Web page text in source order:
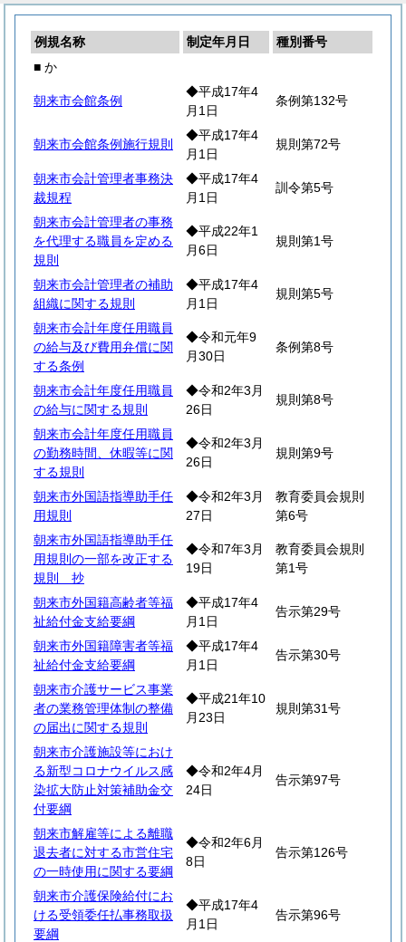
例規名称 制定年月日
種別番号
■ か
朝来市会館条例
◆平成17年4
月1日
条例第132号
朝来市会館条例施行規則
◆平成17年4
月1日
規則第72号
朝来市会計管理者事務決
裁規程
◆平成17年4
月1日
訓令第5号
朝来市会計管理者の事務
を代理する職員を定める
規則
◆平成22年1
月6日
規則第1号
朝来市会計管理者の補助
組織に関する規則
◆平成17年4
月1日
規則第5号
朝来市会計年度任用職員
の給与及び費用弁償に関
する条例
◆令和元年9
月30日
条例第8号
朝来市会計年度任用職員
の給与に関する規則
◆令和2年3月
26日
規則第8号
朝来市会計年度任用職員
の勤務時間、休暇等に関
する規則
◆令和2年3月
26日
規則第9号
朝来市外国語指導助手任
用規則
◆令和2年3月
27日
教育委員会規則
第6号
朝来市外国語指導助手任
用規則の一部を改正する
規則 抄
◆令和7年3月
19日
教育委員会規則
第1号
朝来市外国籍高齢者等福
祉給付金支給要綱
◆平成17年4
月1日
告示第29号
朝来市外国籍障害者等福
祉給付金支給要綱
◆平成17年4
月1日
告示第30号
朝来市介護サービス事業
者の業務管理体制の整備
の届出に関する規則
◆平成21年10
月23日
規則第31号
朝来市介護施設等におけ
る新型コロナウイルス感
染拡大防止対策補助金交
付要綱
◆令和2年4月
24日
告示第97号
朝来市解雇等による離職
退去者に対する市営住宅
の一時使用に関する要綱
◆令和2年6月
8日
告示第126号
朝来市介護保険給付にお
ける受領委任払事務取扱
要綱
◆平成17年4
月1日
告示第96号